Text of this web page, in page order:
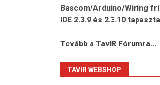
Bascom/Arduino/Wiring
IDE 2.3.9 és 2.3.10
Tovább a TavIR Fórumra...
TAVIR WEBSHOP